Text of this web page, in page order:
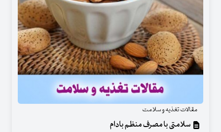
مقالات تغذیه و سلامت
سلامتی با مصرف منظم بادام